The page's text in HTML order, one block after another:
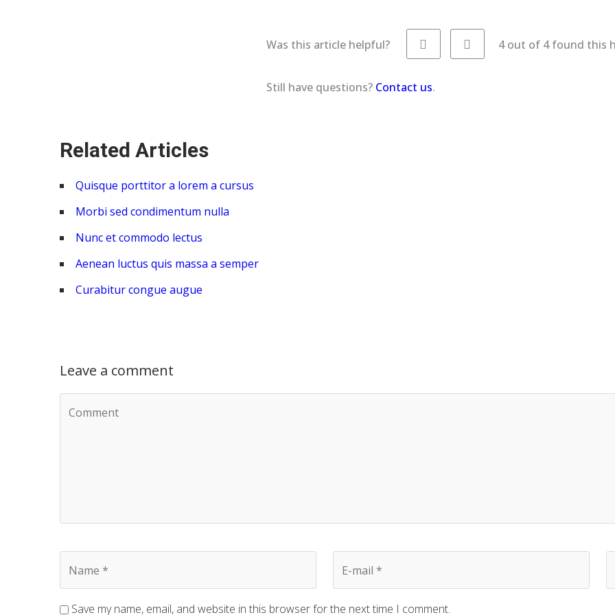
Was this article helpful? 4 out of 4 found this
Still have questions? Contact us.
Related Articles
Quisque porttitor a lorem a cursus
Morbi sed condimentum nulla
Nunc et commodo lectus
Aenean luctus quis massa a semper
Curabitur congue augue
Leave a comment
Save my name, email, and website in this browser for the next time I comment.